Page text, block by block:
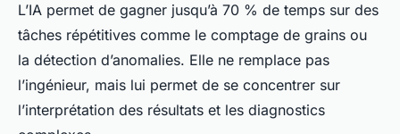
L’IA permet de gagner jusqu’à 70 % de temps sur des
tâches répétitives comme le comptage de grains ou
la détection d’anomalies. Elle ne remplace pas
l’ingénieur, mais lui permet de se concentrer sur
l’interprétation des résultats et les diagnostics